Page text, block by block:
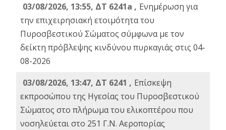
03/08/2026, 13:55, ΔΤ 6241a , Ενημέρωση για
την επιχειρησιακή ετοιμότητα του
Πυροσβεστικού Σώματος σύμφωνα με τον
δείκτη πρόβλεψης κινδύνου πυρκαγιάς στις 04-
08-2026
03/08/2026, 13:47, ΔΤ 6241 , Επίσκεψη
εκπροσώπου της Ηγεσίας του Πυροσβεστικού
Σώματος στο πλήρωμα του ελικοπτέρου που
νοσηλεύεται στο 251 Γ.Ν. Αεροπορίας